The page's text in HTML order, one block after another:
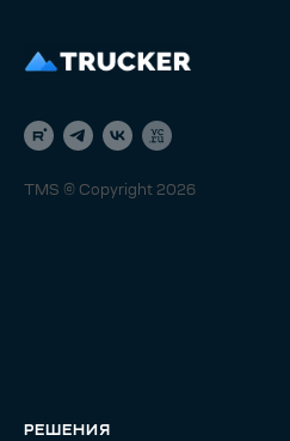
TMS © Copyright 2026
РЕШЕНИЯ